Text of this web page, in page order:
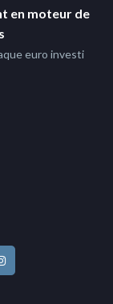
en moteur de
euro investi